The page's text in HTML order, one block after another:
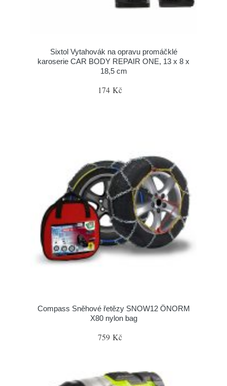
Sixtol Vytahovák na opravu promáčklé
karoserie CAR BODY REPAIR ONE, 13 x 8 x
18,5 cm
174 Kč
Compass Sněhové řetězy SNOW12 ÖNORM
X80 nylon bag
759 Kč